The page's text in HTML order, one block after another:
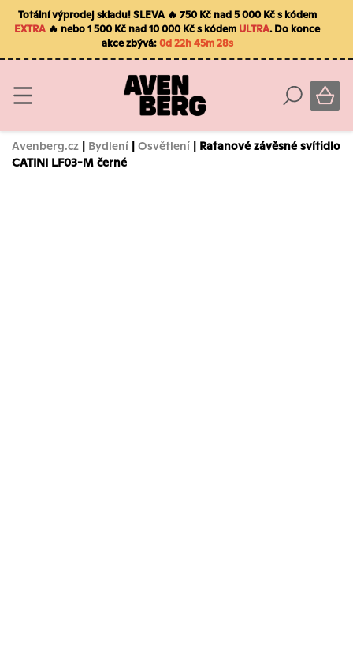
Totální výprodej skladu! SLEVA 🔥 750 Kč nad 5 000 Kč s kódem
EXTRA 🔥 nebo 1 500 Kč nad 10 000 Kč s kódem ULTRA. Do konce
akce zbývá:0d 22h 45m 27s
Avenberg.cz | Bydlení | Osvětlení | Ratanové závěsné svítidlo
CATINI LF03-M černé